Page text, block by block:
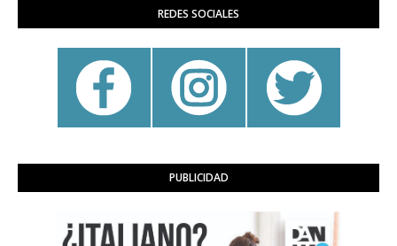
REDES SOCIALES
PUBLICIDAD